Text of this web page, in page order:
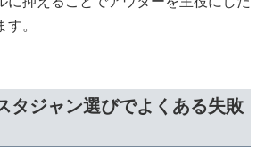
。
タジャン選びでよくある失敗